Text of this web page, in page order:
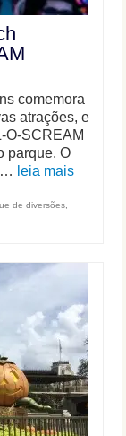
comemora
atrações, e
O-SCREAM
parque. O
… leia mais
de diversões